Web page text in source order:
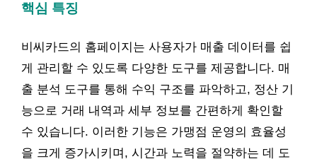
핵심 특징
비씨카드의 홈페이지는 사용자가 매출 데이터를 쉽
게 관리할 수 있도록 다양한 도구를 제공합니다. 매
출 분석 도구를 통해 수익 구조를 파악하고, 정산 기
능으로 거래 내역과 세부 정보를 간편하게 확인할
수 있습니다. 이러한 기능은 가맹점 운영의 효율성
을 크게 증가시키며, 시간과 노력을 절약하는 데 도